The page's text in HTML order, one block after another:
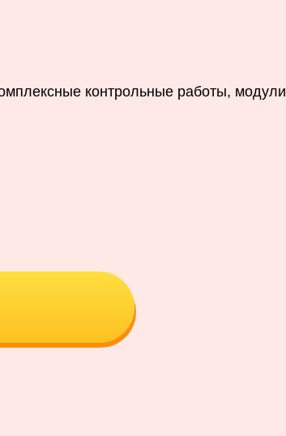
контрольные работы, модули